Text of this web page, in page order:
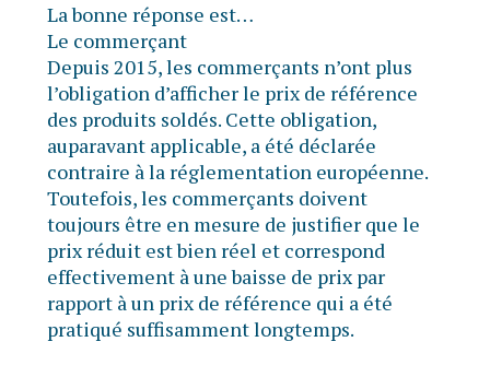
La bonne réponse est…
Le commerçant
Depuis 2015, les commerçants n’ont plus
l’obligation d’afficher le prix de référence
des produits soldés. Cette obligation,
auparavant applicable, a été déclarée
contraire à la réglementation européenne.
Toutefois, les commerçants doivent
toujours être en mesure de justifier que le
prix réduit est bien réel et correspond
effectivement à une baisse de prix par
rapport à un prix de référence qui a été
pratiqué suffisamment longtemps.